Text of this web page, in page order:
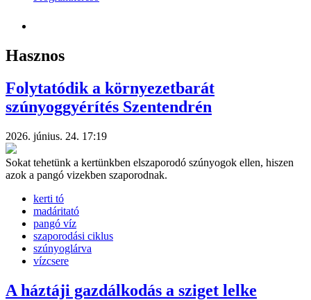
Hasznos
Folytatódik a környezetbarát
szúnyoggyérítés Szentendrén
2026. június. 24. 17:19
Sokat tehetünk a kertünkben elszaporodó szúnyogok ellen, hiszen
azok a pangó vizekben szaporodnak.
kerti tó
madáritató
pangó víz
szaporodási ciklus
szúnyoglárva
vízcsere
A háztáji gazdálkodás a sziget lelke